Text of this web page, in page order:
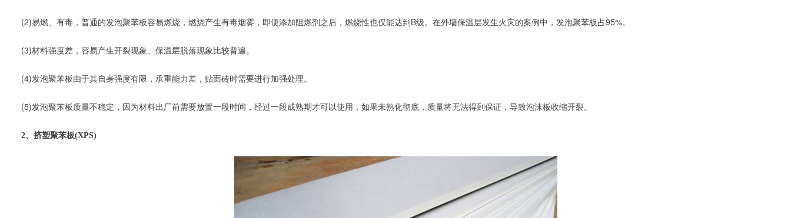
(2)易燃、有毒，普通的发泡聚苯板容易燃烧，燃烧产生有毒烟雾，即便添加阻燃剂之后，燃烧性也仅能达到B级。在外墙保温层发生火灾的案例中，发泡聚苯板占95%。
(3)材料强度差，容易产生开裂现象、保温层脱落现象比较普遍。
(4)发泡聚苯板由于其自身强度有限，承重能力差，贴面砖时需要进行加强处理。
(5)发泡聚苯板质量不稳定，因为材料出厂前需要放置一段时间，经过一段成熟期才可以使用，如果未熟化彻底，质量将无法得到保证，导致泡沫板收缩开裂。
2、挤塑聚苯板(XPS)